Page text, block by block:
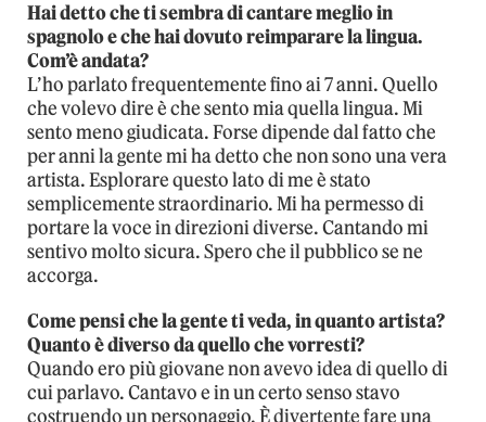
Hai detto che ti sembra di cantare meglio in
spagnolo e che hai dovuto reimparare la lingua.
Com’è andata?
L’ho parlato frequentemente fino ai 7 anni. Quello
che volevo dire è che sento mia quella lingua. Mi
sento meno giudicata. Forse dipende dal fatto che
per anni la gente mi ha detto che non sono una vera
artista. Esplorare questo lato di me è stato
semplicemente straordinario. Mi ha permesso di
portare la voce in direzioni diverse. Cantando mi
sentivo molto sicura. Spero che il pubblico se ne
accorga.
Come pensi che la gente ti veda, in quanto artista?
Quanto è diverso da quello che vorresti?
Quando ero più giovane non avevo idea di quello di
cui parlavo. Cantavo e in un certo senso stavo
costruendo un personaggio. È divertente fare una